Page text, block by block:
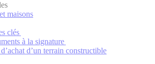
maisons
clés
à la signature
d’un terrain constructible